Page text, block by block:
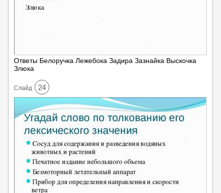
Ответы Белоручка Лежебока Задира Зазнайка Выскочка
Злюка
Cлайд 24